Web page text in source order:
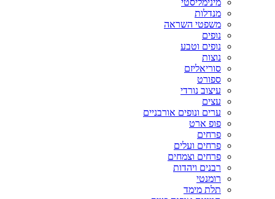
מנדלות
משפטי השראה
נופים
נופים וטבע
נוצות
סוריאליזם
ספורט
עיצוב נורדי
עצים
ערים ונופים אורבניים
פופ ארט
פרחים
פרחים ועלים
פרחים וצמחים
רבנים ויהדות
רומנטי
תלת מימד